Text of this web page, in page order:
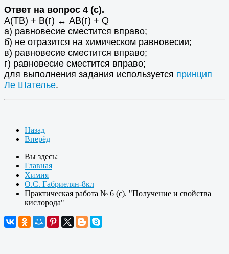
Ответ на вопрос 4 (с).
A(ТВ) + В(г) ↔ АВ(г) + Q
а) равновесие сместится вправо;
б) не отразится на химическом равновесии;
в) равновесие сместится вправо;
г) равновесие сместится вправо;
для выполнения задания используется принцип
Ле Шателье.
Назад
Вперёд
Вы здесь:
Главная
Химия
О.С. Габриелян-8кл
Практическая работа № 6 (с). "Получение и свойства
кислорода"